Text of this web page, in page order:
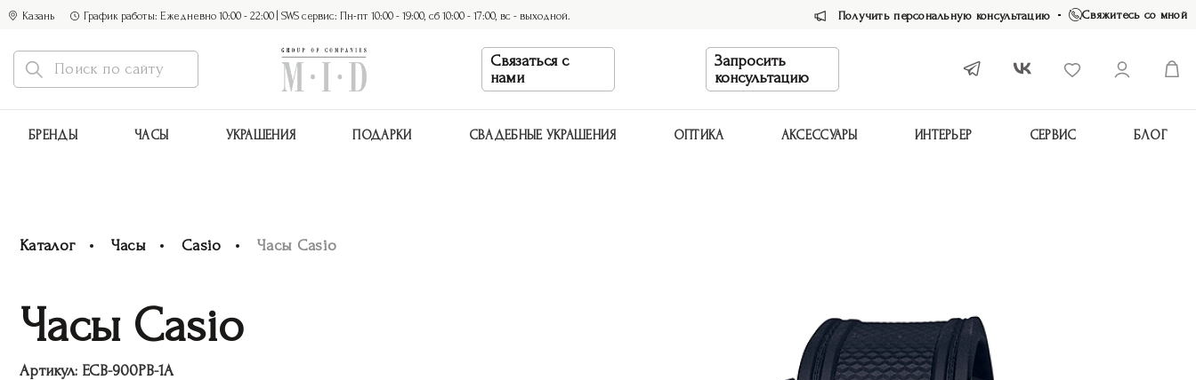
Казань График работы: Ежедневно 10:00 - 22:00 | SWS сервис: Пн-пт 10:00 - 19:00, сб 10:00 - 17:00, вс - выходной. Получить персональную консультацию Свяжитесь со мной
Связаться с
нами
Запросить
консультацию
БРЕНДЫ ЧАСЫ УКРАШЕНИЯ ПОДАРКИ СВАДЕБНЫЕ УКРАШЕНИЯ ОПТИКА АКСЕССУАРЫ ИНТЕРЬЕР СЕРВИС БЛОГ
Каталог Часы Casio Часы Casio
Часы Casio
Артикул: ECB-900PB-1A